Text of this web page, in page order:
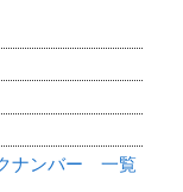
ナンバー 一覧